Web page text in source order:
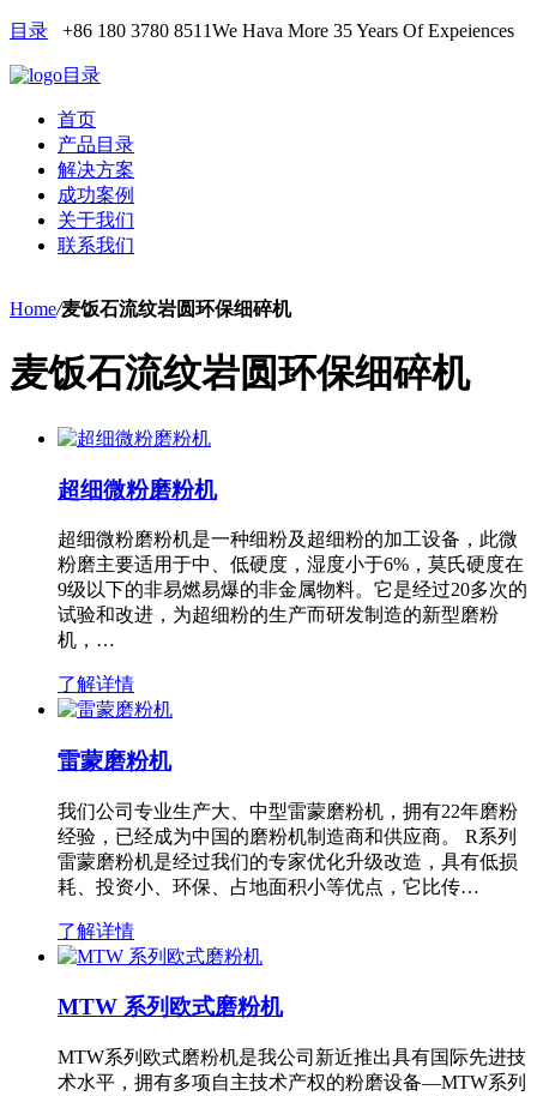
目录 +86 180 3780 8511We Hava More 35 Years Of Expeiences
目录
首页
产品目录
解决方案
成功案例
关于我们
联系我们
Home/麦饭石流纹岩圆环保细碎机
麦饭石流纹岩圆环保细碎机
超细微粉磨粉机
超细微粉磨粉机是一种细粉及超细粉的加工设备，此微
粉磨主要适用于中、低硬度，湿度小于6%，莫氏硬度在
9级以下的非易燃易爆的非金属物料。它是经过20多次的
试验和改进，为超细粉的生产而研发制造的新型磨粉
机，…
了解详情
雷蒙磨粉机
我们公司专业生产大、中型雷蒙磨粉机，拥有22年磨粉
经验，已经成为中国的磨粉机制造商和供应商。 R系列
雷蒙磨粉机是经过我们的专家优化升级改造，具有低损
耗、投资小、环保、占地面积小等优点，它比传…
了解详情
MTW 系列欧式磨粉机
MTW系列欧式磨粉机是我公司新近推出具有国际先进技
术水平，拥有多项自主技术产权的粉磨设备—MTW系列